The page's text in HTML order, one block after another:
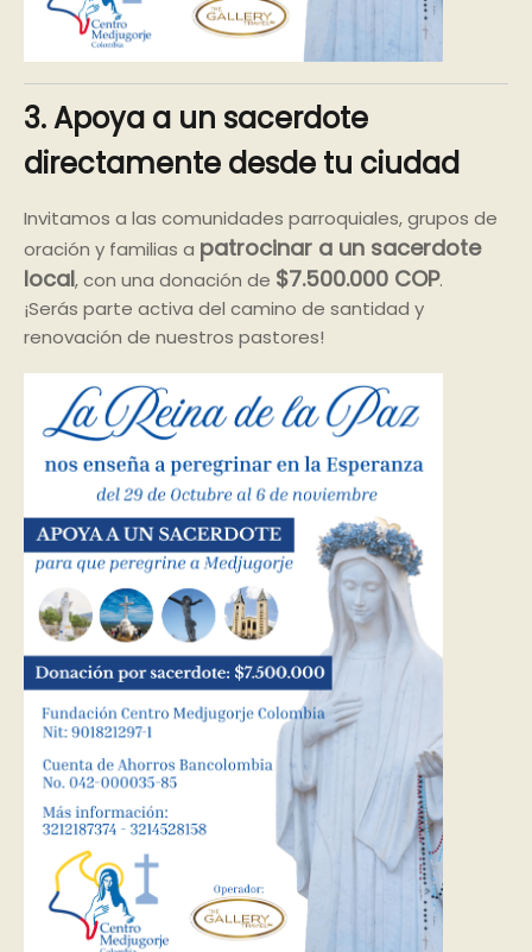
3. Apoya a un sacerdote
directamente desde tu ciudad
Invitamos a las comunidades parroquiales, grupos de
oración y familias a patrocinar a un sacerdote
local, con una donación de $7.500.000 COP.
¡Serás parte activa del camino de santidad y
renovación de nuestros pastores!